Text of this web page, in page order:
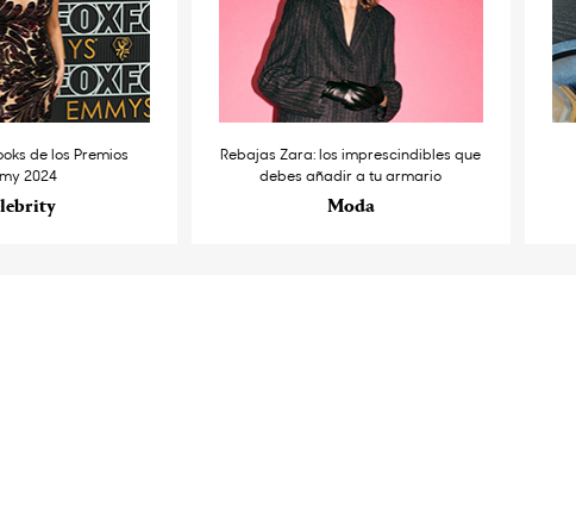
de los Premios
2024
Rebajas Zara: los imprescindibles que
debes añadir a tu armario
Moda